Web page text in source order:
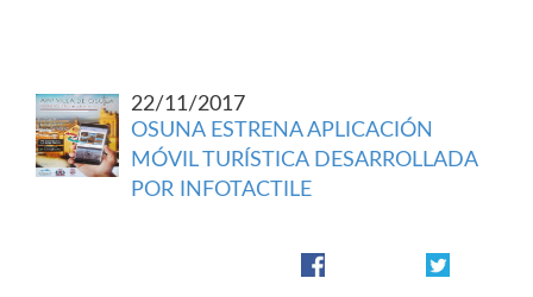
22/11/2017
OSUNA ESTRENA APLICACIÓN
MÓVIL TURÍSTICA DESARROLLADA
POR INFOTACTILE